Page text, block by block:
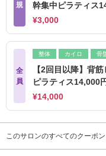
規
幹集中ピラティス
¥3,000
全
員
整体 カイロ 骨
【2回目以降】背
ピラティス14,000
¥14,000
このサロンのすべてのクーポ